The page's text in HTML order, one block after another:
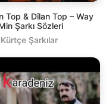
Top & Dîlan Top – Way
Şarkı Sözleri
Şarkılar